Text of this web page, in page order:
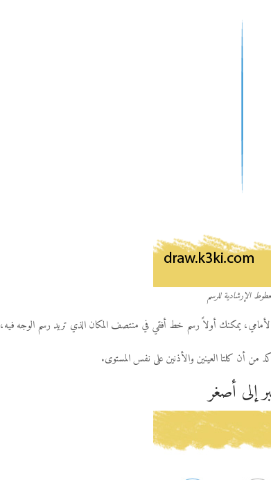
الإرشادية للرسم
يمكنك أولاً رسم خط أفقي في منتصف المكان الذي تريد رسم الوجه فيه،
أن كلتا العينين والأذنين على نفس المستوى.
إلى أصغر